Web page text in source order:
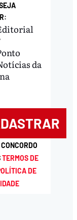
da
TERMOS DE
DE